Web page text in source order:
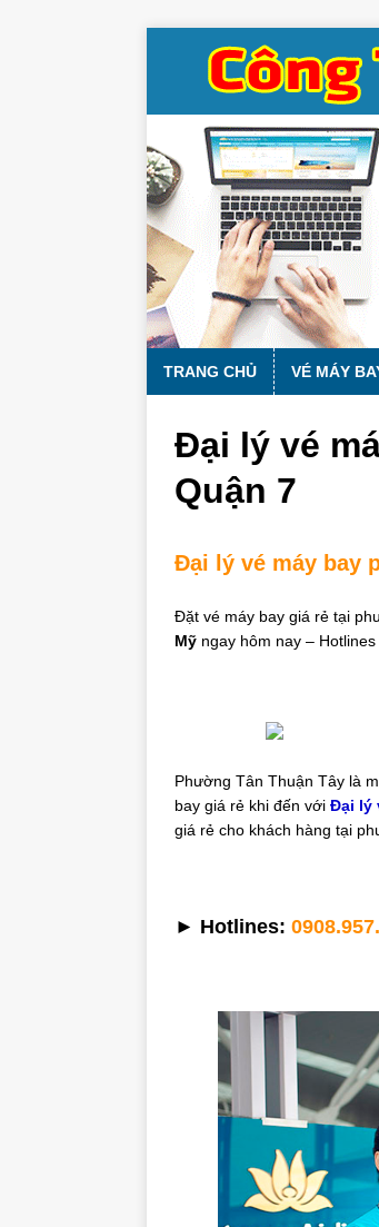
TRANG CHỦ VÉ MÁY
Đại lý vé
Quận 7
Đại lý vé máy bay
Đặt vé máy bay giá rẻ tại
Mỹ ngay hôm nay – Hotlines
Phường Tân Thuận Tây là
bay giá rẻ khi đến với Đại lý
giá rẻ cho khách hàng tại
► Hotlines: